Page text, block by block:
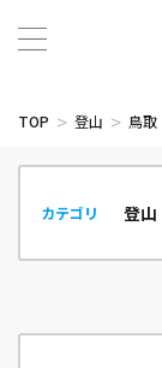
TOP 登山 鳥取
カテゴリ